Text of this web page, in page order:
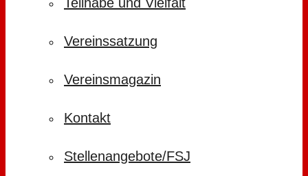
Vereinssatzung
Vereinsmagazin
Kontakt
Stellenangebote/FSJ